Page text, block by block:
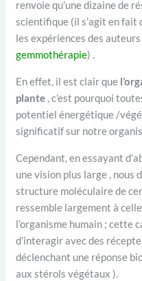
renvoie qu’une dizaine de
scientifique (il s’agit en
les expériences des
gemmothérapie) .
En effet, il est clair que
plante , c’est pourquoi
potentiel énergétique /
significatif sur notre
Cependant, en essayant
une vision plus large , nous
structure moléculaire de
ressemble largement à
l’organisme humain ; cette
d’interagir avec des
déclenchant une réponse
aux stérols végétaux ).